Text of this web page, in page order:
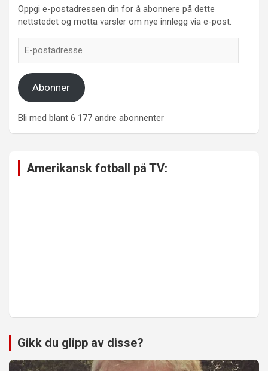
Oppgi e-postadressen din for å abonnere på dette
nettstedet og motta varsler om nye innlegg via e-post.
postadresse
Abonner
Bli med blant 6 177 andre abonnenter
Amerikansk fotball på TV:
Gikk du glipp av disse?